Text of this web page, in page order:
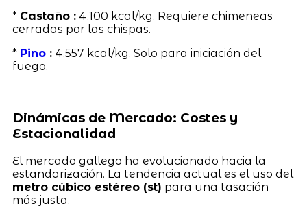
* Castaño :4.100 kcal/kg. Requiere chimeneas
cerradas por las chispas.
* Pino:4.557 kcal/kg. Solo para iniciación del
fuego.
Dinámicas de Mercado: Costes y
Estacionalidad
El mercado gallego ha evolucionado hacia la
estandarización. La tendencia actual es el uso del
metro cúbico estéreo (st) para una tasación
más justa.